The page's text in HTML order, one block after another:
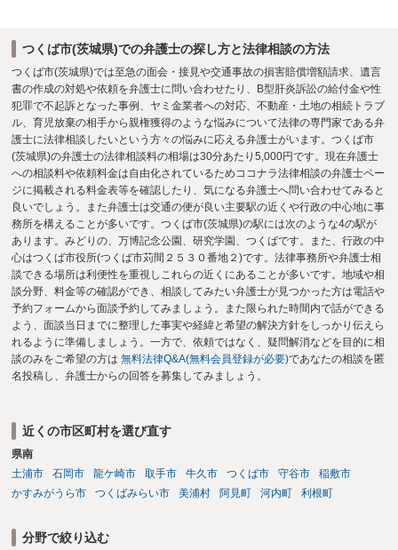
つくば市(茨城県)での弁護士の探し方と法律相談の方法
つくば市(茨城県)では至急の面会・接見や交通事故の損害賠償増額請求、遺言
書の作成の対処や依頼を弁護士に問い合わせたり、B型肝炎訴訟の給付金や性
犯罪で不起訴となった事例、ヤミ金業者への対応、不動産・土地の相続トラブ
ル、育児放棄の相手から親権獲得のような悩みについて法律の専門家である弁
護士に法律相談したいという方々の悩みに応える弁護士がいます。つくば市
(茨城県)の弁護士の法律相談料の相場は30分あたり5,000円です。現在弁護士
への相談料や依頼料金は自由化されているためココナラ法律相談の弁護士ペー
ジに掲載される料金表等を確認したり、気になる弁護士へ問い合わせてみると
良いでしょう。また弁護士は交通の便が良い主要駅の近くや行政の中心地に事
務所を構えることが多いです。つくば市(茨城県)の駅には次のような4の駅が
あります。みどりの、万博記念公園、研究学園、つくばです。また、行政の中
心はつくば市役所(つくば市苅間２５３０番地２)です。法律事務所や弁護士相
談できる場所は利便性を重視しこれらの近くにあることが多いです。地域や相
談分野、料金等の確認ができ、相談してみたい弁護士が見つかった方は電話や
予約フォームから面談予約してみましょう。また限られた時間内で話ができる
よう、面談当日までに整理した事実や経緯と希望の解決方針をしっかり伝えら
れるように準備しましょう。一方で、依頼ではなく、疑問解消などを目的に相
談のみをご希望の方は 無料法律Q&A(無料会員登録が必要)であなたの相談を匿
名投稿し、弁護士からの回答を募集してみましょう。
近くの市区町村を選び直す
県南
土浦市
石岡市 龍ケ崎市 取手市 牛久市 つくば市 守谷市
稲敷市
かすみがうら市
つくばみらい市 美浦村 阿見町 河内町 利根町
分野で絞り込む